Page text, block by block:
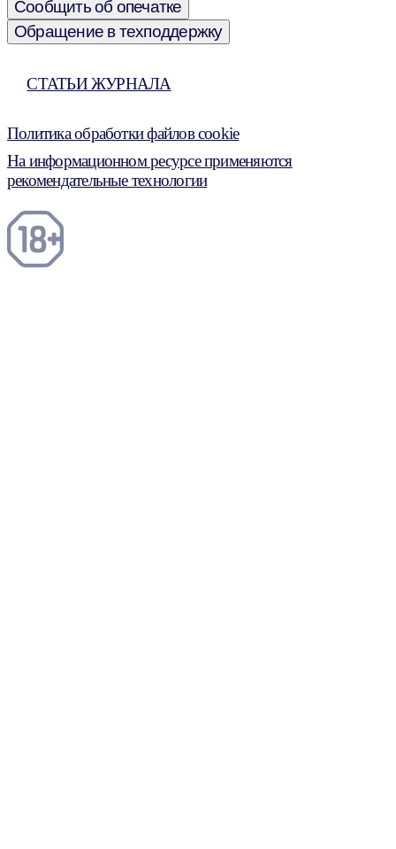
Сообщить об опечатке
Обращение в техподдержку
СТАТЬИ ЖУРНАЛА
Политика обработки файлов cookie
На информационном ресурсе применяются
рекомендательные технологии